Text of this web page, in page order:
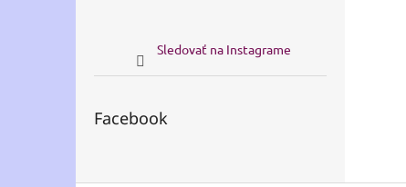
Sledovať na Instagrame
Facebook